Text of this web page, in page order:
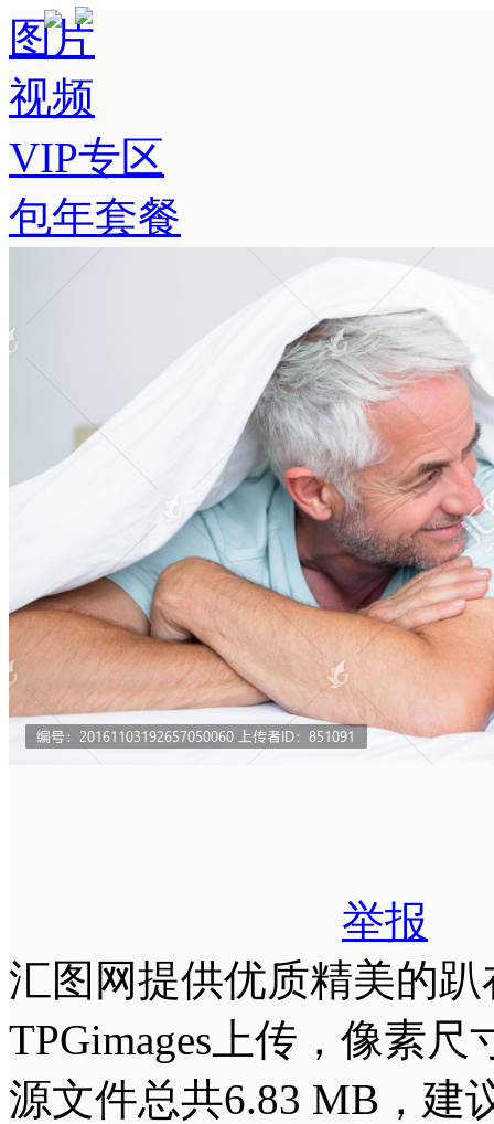
图片
视频
VIP专区
包年套餐
举报
汇图网提供优质精美的
TPGimages上传，像素
源文件总共6.83 MB，建